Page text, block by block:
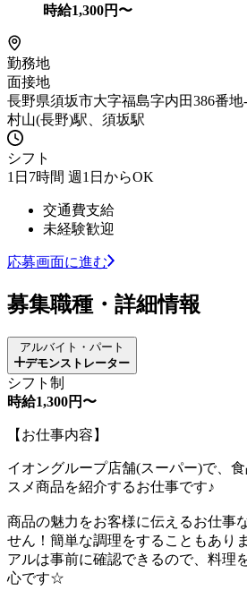
時給1,300円〜
勤務地
面接地
長野県須坂市大字福島字内田386番地-
村山(長野)駅、須坂駅
シフト
1日7時間 週1日からOK
交通費支給
未経験歓迎
応募画面に進む
募集職種・詳細情報
アルバイト・パート
デモンストレーター
シフト制
時給1,300円〜
【お仕事内容】
イオングループ店舗(スーパー)で、
スメ商品を紹介するお仕事です♪
商品の魅力をお客様に伝えるお仕事
せん！簡単な調理をすることもあり
アルは事前に確認できるので、料理
心です☆